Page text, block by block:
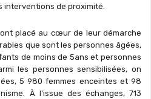
interventions de proximité.
placé au cœur de leur démarche
que sont les personnes âgées,
de moins de 5ans et personnes
les personnes sensibilisées, on
5 980 femmes enceintes et 98
À l'issue des échanges, 713